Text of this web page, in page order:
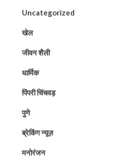
Uncategorized
खेल
जीवन शैली
धार्मिक
पिंपरी चिंचवड़
पुणे
ब्रेकिंग न्यूज़
मनोरंजन